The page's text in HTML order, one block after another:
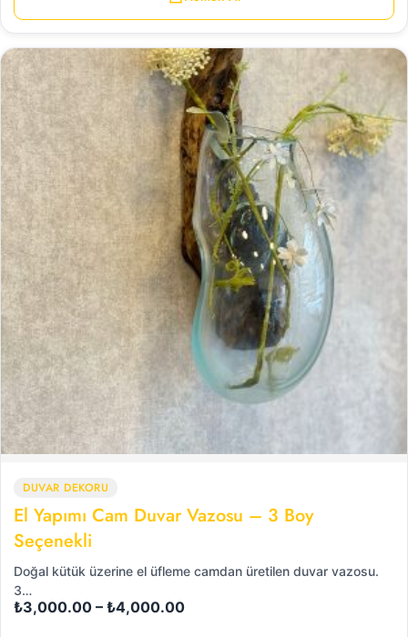
DUVAR DEKORU
El Yapımı Cam Duvar Vazosu – 3 Boy
Seçenekli
Doğal kütük üzerine el üfleme camdan üretilen duvar vazosu.
3…
₺3,000.00 – ₺4,000.00